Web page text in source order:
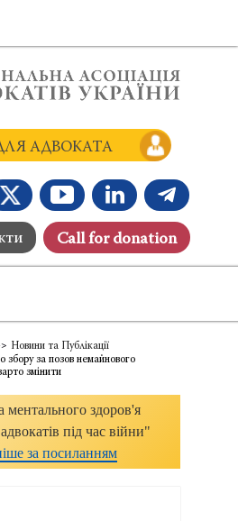
Сall for donation
АДВОКАТА
Новини та Публікації
збору за позов немайнового
змінити
ментального здоров'я
під час війни"
за посиланням